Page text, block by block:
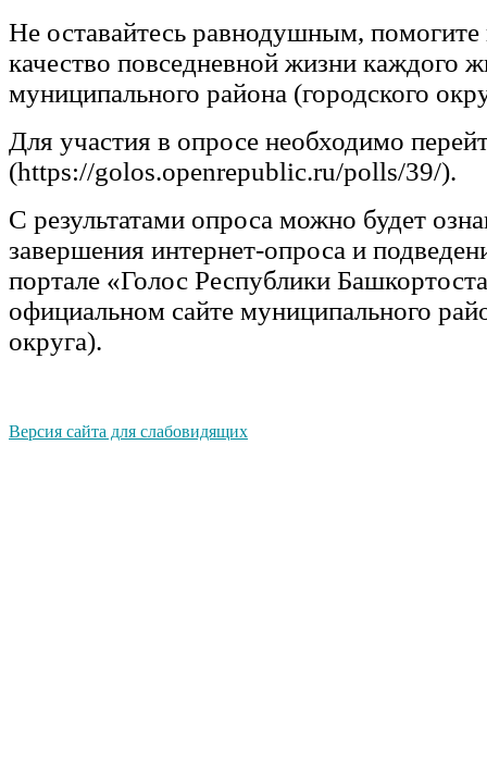
Не оставайтесь равнодушным,
качество повседневной жизни каждого
муниципального района (городского
Для участия в опросе необходимо
(https://golos.openrepublic.ru/polls/39/).
С результатами опроса можно будет
завершения интернет-опроса и
портале «Голос Республики
официальном сайте муниципального
округа).
Версия сайта для слабовидящих